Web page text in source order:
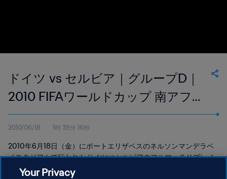
ドイツ vs セルビア｜グループD｜
2010 FIFAワールドカップ 南アフリ
カ｜フルマッチリプレイ
2010/06/18 1時 39分 16秒
2010年6月18日（金）にポートエリザベスのネルソンマンデラベ
イスタジアムで行われたドイツvsセルビアのフルマッチリプレイ
をご覧ください。
Your Privacy